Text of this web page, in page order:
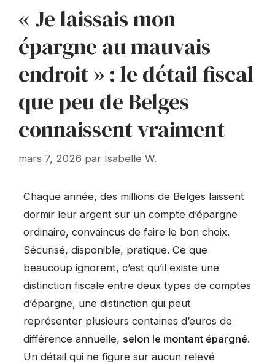
« Je laissais mon
épargne au mauvais
endroit » : le détail fiscal
que peu de Belges
connaissent vraiment
mars 7, 2026 par Isabelle W.
Chaque année, des millions de Belges laissent
dormir leur argent sur un compte d’épargne
ordinaire, convaincus de faire le bon choix.
Sécurisé, disponible, pratique. Ce que
beaucoup ignorent, c’est qu’il existe une
distinction fiscale entre deux types de comptes
d’épargne, une distinction qui peut
représenter plusieurs centaines d’euros de
différence annuelle, selon le montant épargné.
Un détail qui ne figure sur aucun relevé